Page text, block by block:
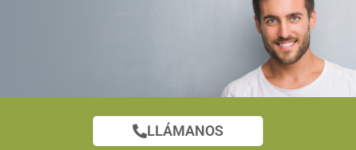
¿Tienes alguna duda?
LLÁMANOS